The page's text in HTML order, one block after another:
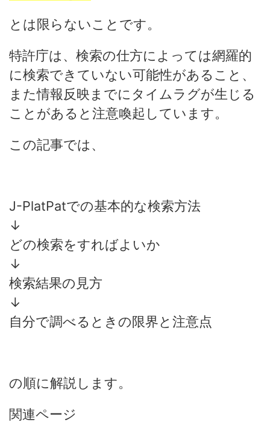
とは限らないことです。
特許庁は、検索の仕方によっては網羅的
に検索できていない可能性があること、
また情報反映までにタイムラグが生じる
ことがあると注意喚起しています。
この記事では、
J-PlatPatでの基本的な検索方法
↓
どの検索をすればよいか
↓
検索結果の見方
↓
自分で調べるときの限界と注意点
の順に解説します。
関連ページ